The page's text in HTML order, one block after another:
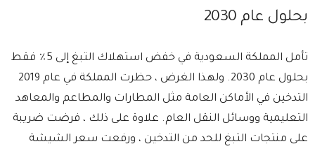
بحلول عام 2030
تأمل المملكة السعودية في خفض استهلاك التبغ إلى 5٪ فقط
بحلول عام 2030. ولهذا الغرض ، حظرت المملكة في عام 2019
التدخين في الأماكن العامة مثل المطارات والمطاعم والمعاهد
التعليمية ووسائل النقل العام. علاوة على ذلك ، فرضت ضريبة
على منتجات التبغ للحد من التدخين ، ورفعت سعر الشيشة